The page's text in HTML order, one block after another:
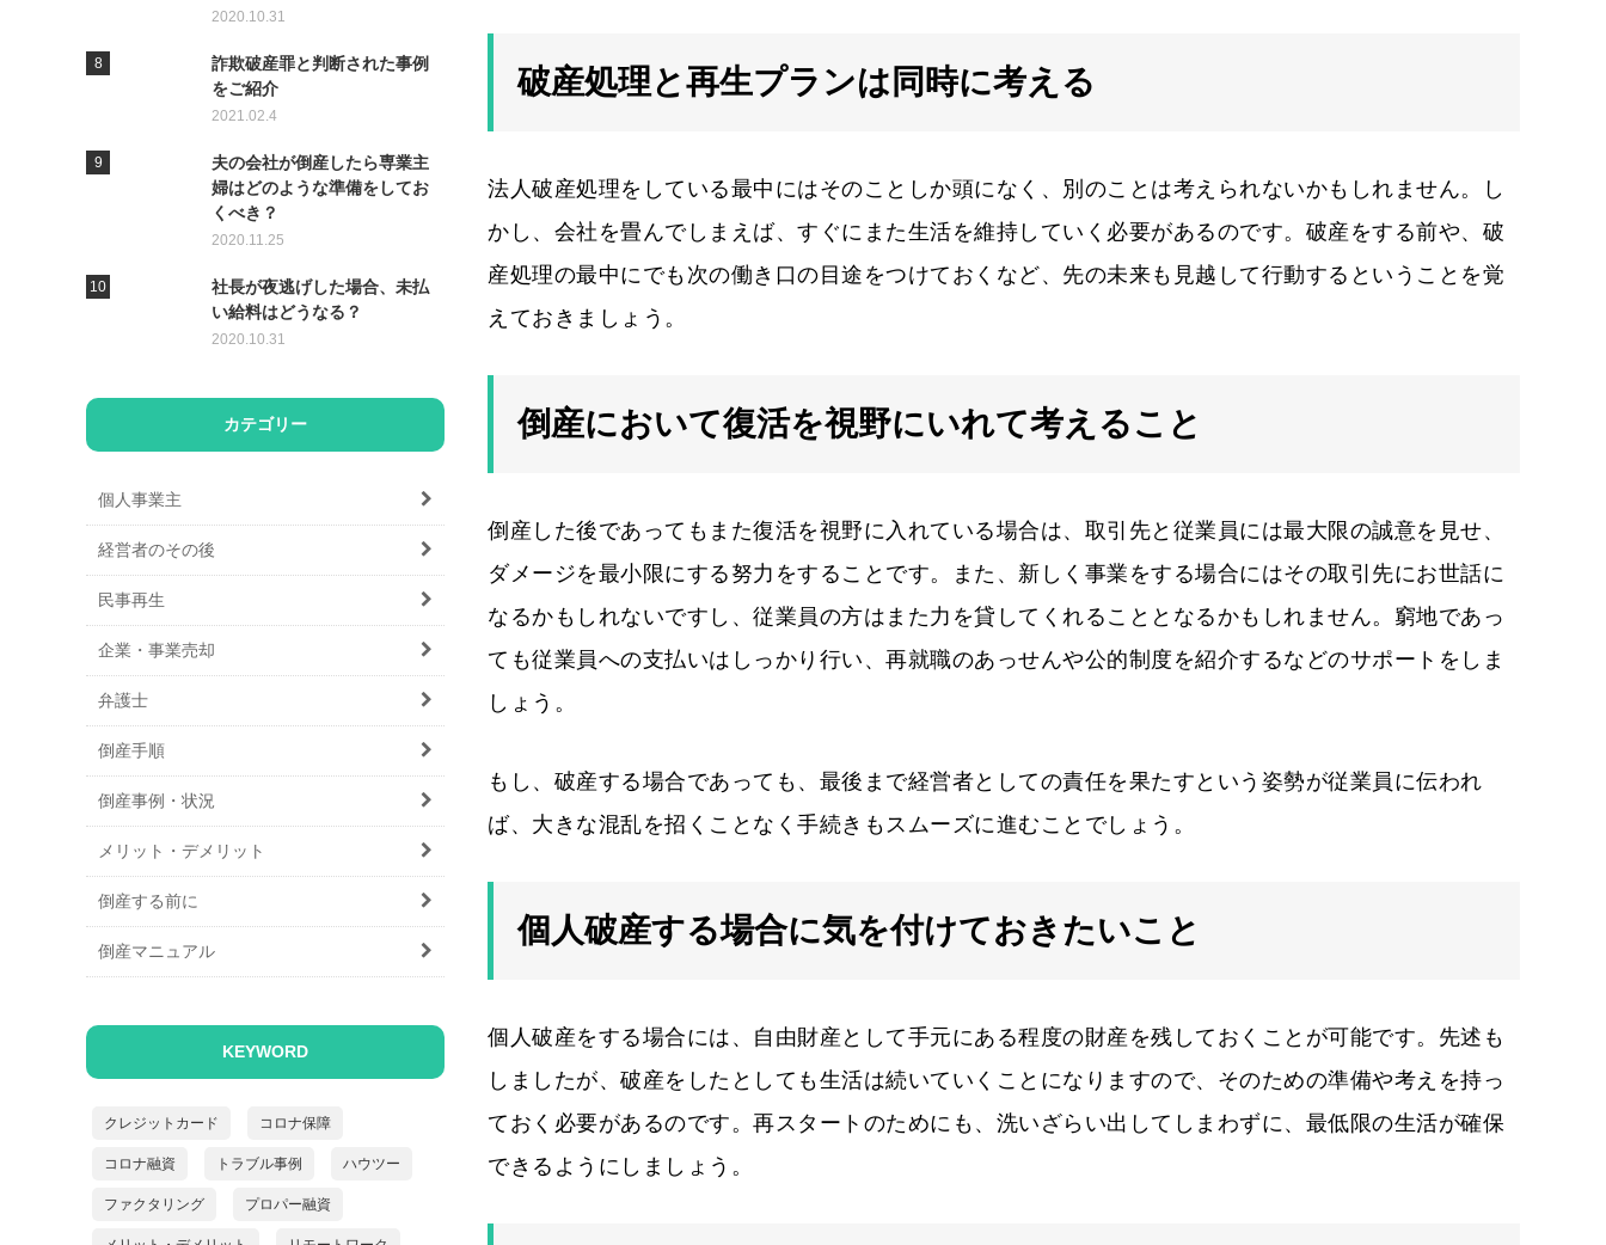
破産処理と再生プランは同時に考える
法人破産処理をしている最中にはそのことしか頭になく、別のことは考えられないかもしれません。し
かし、会社を畳んでしまえば、すぐにまた生活を維持していく必要があるのです。破産をする前や、破
産処理の最中にでも次の働き口の目途をつけておくなど、先の未来も見越して行動するということを覚
えておきましょう。
倒産において復活を視野にいれて考えること
倒産した後であってもまた復活を視野に入れている場合は、取引先と従業員には最大限の誠意を見せ、
ダメージを最小限にする努力をすることです。また、新しく事業をする場合にはその取引先にお世話に
なるかもしれないですし、従業員の方はまた力を貸してくれることとなるかもしれません。窮地であっ
ても従業員への支払いはしっかり行い、再就職のあっせんや公的制度を紹介するなどのサポートをしま
しょう。
もし、破産する場合であっても、最後まで経営者としての責任を果たすという姿勢が従業員に伝われ
ば、大きな混乱を招くことなく手続きもスムーズに進むことでしょう。
個人破産する場合に気を付けておきたいこと
個人破産をする場合には、自由財産として手元にある程度の財産を残しておくことが可能です。先述も
しましたが、破産をしたとしても生活は続いていくことになりますので、そのための準備や考えを持っ
ておく必要があるのです。再スタートのためにも、洗いざらい出してしまわずに、最低限の生活が確保
できるようにしましょう。
2020.10.31
詐欺破産罪と判断された事例
をご紹介
2021.02.4
夫の会社が倒産したら専業主
婦はどのような準備をしてお
くべき？
2020.11.25
社長が夜逃げした場合、未払
い給料はどうなる？
2020.10.31
カテゴリー
個人事業主
経営者のその後
民事再生
企業・事業売却
弁護士
倒産手順
倒産事例・状況
メリット・デメリット
倒産する前に
倒産マニュアル
KEYWORD
クレジットカード コロナ保障
コロナ融資 トラブル事例 ハウツー
ファクタリング プロパー融資